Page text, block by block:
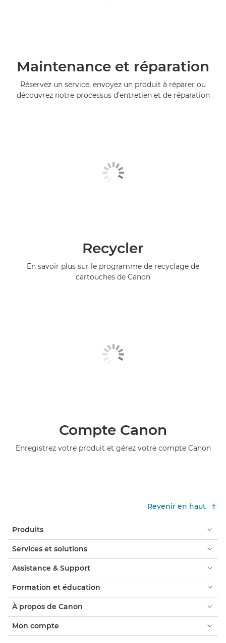
Maintenance et réparation
Réservez un service, envoyez un produit à réparer ou
découvrez notre processus d'entretien et de réparation
Recycler
En savoir plus sur le programme de recyclage de
cartouches de Canon
Compte Canon
Enregistrez votre produit et gérez votre compte Canon
Revenir en haut
Produits
Services et solutions
Assistance & Support
Formation et éducation
À propos de Canon
Mon compte